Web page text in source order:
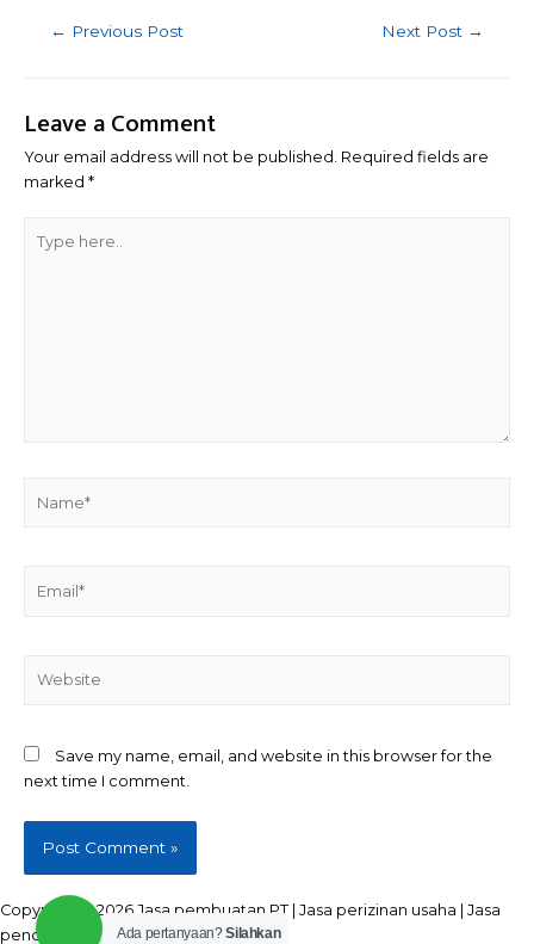
Post
← Previous Post Next Post →
Leave a Comment
Your email address will not be published. Required fields are
marked *
here..
Save my name, email, and website in this browser for the
next time I comment.
Copyright © 2026 Jasa pembuatan PT | Jasa perizinan usaha | Jasa
pendirian CV | Seluruh Indonesia
Ada pertanyaan?Silahkan